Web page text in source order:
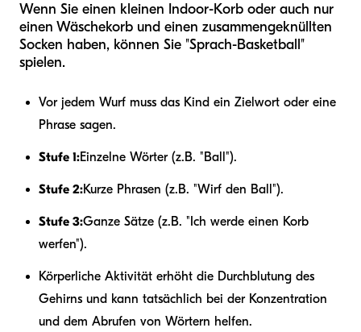
Wenn Sie einen kleinen Indoor-Korb oder auch nur
einen Wäschekorb und einen zusammengeknüllten
Socken haben, können Sie "Sprach-Basketball"
spielen.
Vor jedem Wurf muss das Kind ein Zielwort oder eine
Phrase sagen.
Stufe 1:Einzelne Wörter (z.B. "Ball").
Stufe 2:Kurze Phrasen (z.B. "Wirf den Ball").
Stufe 3:Ganze Sätze (z.B. "Ich werde einen Korb
werfen").
Körperliche Aktivität erhöht die Durchblutung des
Gehirns und kann tatsächlich bei der Konzentration
und dem Abrufen von Wörtern helfen.